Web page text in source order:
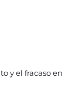
y el fracaso en